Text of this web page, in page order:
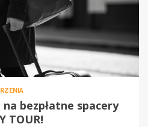
bezpłatne spacery
TOUR!